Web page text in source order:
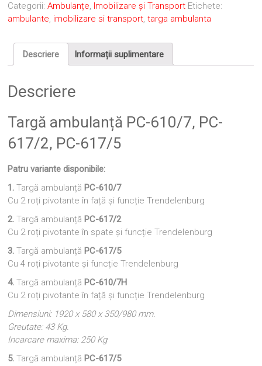
Categorii:Ambulanțe, Imobilizare și Transport Etichete:
ambulante, imobilizare si transport,targa ambulanta
Descriere Informații suplimentare
Descriere
Targă ambulanță PC-610/7, PC-
617/2, PC-617/5
Patru variante disponibile:
1. Targă ambulanță PC-610/7
Cu 2 roți pivotante în față și funcție Trendelenburg
2. Targă ambulanță PC-617/2
Cu 2 roți pivotante în spate și funcție Trendelenburg
3. Targă ambulanță PC-617/5
Cu 4 roți pivotante și funcție Trendelenburg
4. Targă ambulanță PC-610/7H
Cu 2 roți pivotante în față și funcție Trendelenburg
Dimensiuni: 1920 x 580 x 350/980 mm.
Greutate: 43 Kg.
Incarcare maxima: 250 Kg
5. Targă ambulanță PC-617/5